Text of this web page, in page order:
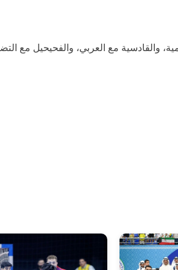
السالمية، والقادسية مع العربي، والفحيحيل مع